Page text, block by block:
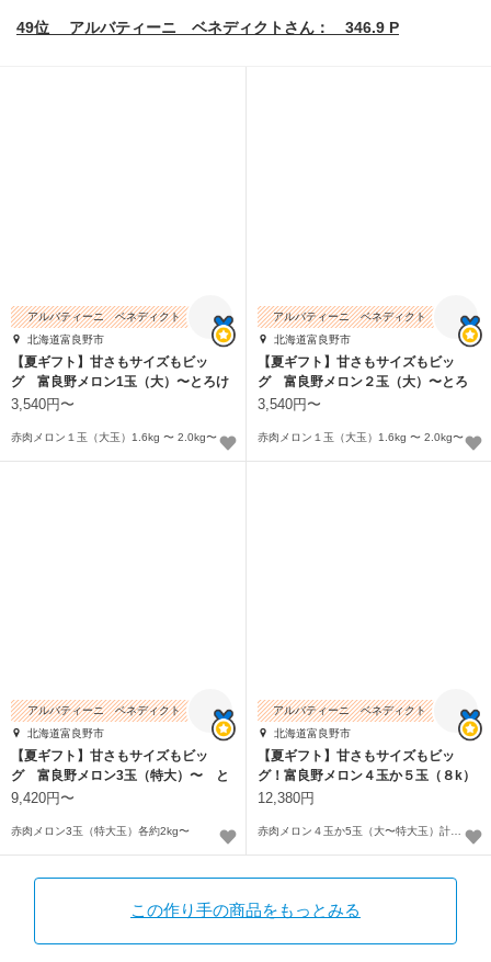
49位 アルバティーニ ベネディクトさん： 346.9 P
アルバティーニ ベネディクト
北海道富良野市
【夏ギフト】甘さもサイズもビッ
グ 富良野メロン1玉（大）〜とろけ
る甘さが人気
3,540円〜
赤肉メロン１玉（大玉）1.6kg 〜 2.0kg〜
アルバティーニ ベネディクト
北海道富良野市
【夏ギフト】甘さもサイズもビッ
グ 富良野メロン２玉（大）〜とろ
ける甘さが人気
3,540円〜
赤肉メロン１玉（大玉）1.6kg 〜 2.0kg〜
アルバティーニ ベネディクト
北海道富良野市
【夏ギフト】甘さもサイズもビッ
グ 富良野メロン3玉（特大）〜 と
ろける甘さ
9,420円〜
赤肉メロン3玉（特大玉）各約2kg〜
アルバティーニ ベネディクト
北海道富良野市
【夏ギフト】甘さもサイズもビッ
グ！富良野メロン４玉か５玉（８k）
とろける甘さ
12,380円
赤肉メロン４玉か5玉（大〜特大玉）計約8kg
この作り手の商品をもっとみる